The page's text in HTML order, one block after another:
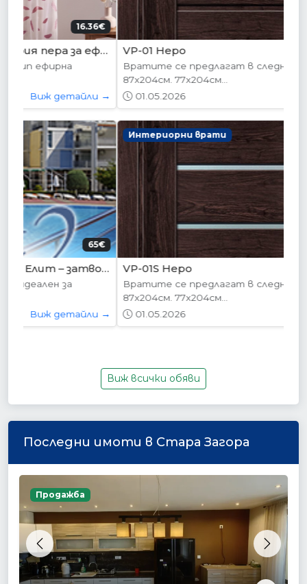
178.95€ (350лв.)
VP-01 Hepo
Вратите се предлагат в следните размери:
87х204см. 77х204см...
01.05.2026
Интериорни врати
204.52€ (400лв.)
VP-01S Hepo
Вратите се предлагат в следните размери:
87х204см. 77х204см...
01.05.2026
Виж всички обяви
Последни имоти в Стара Загора
Previous Next
Продажба